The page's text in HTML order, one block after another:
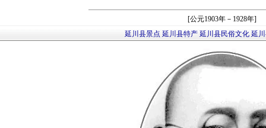
[公元1903年－1928年]
延川县景点 延川县特产 延川县民俗文化 延